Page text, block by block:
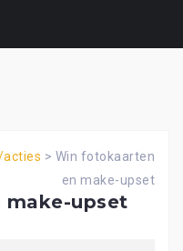
acties > Win fotokaarten
en make-upset
upset